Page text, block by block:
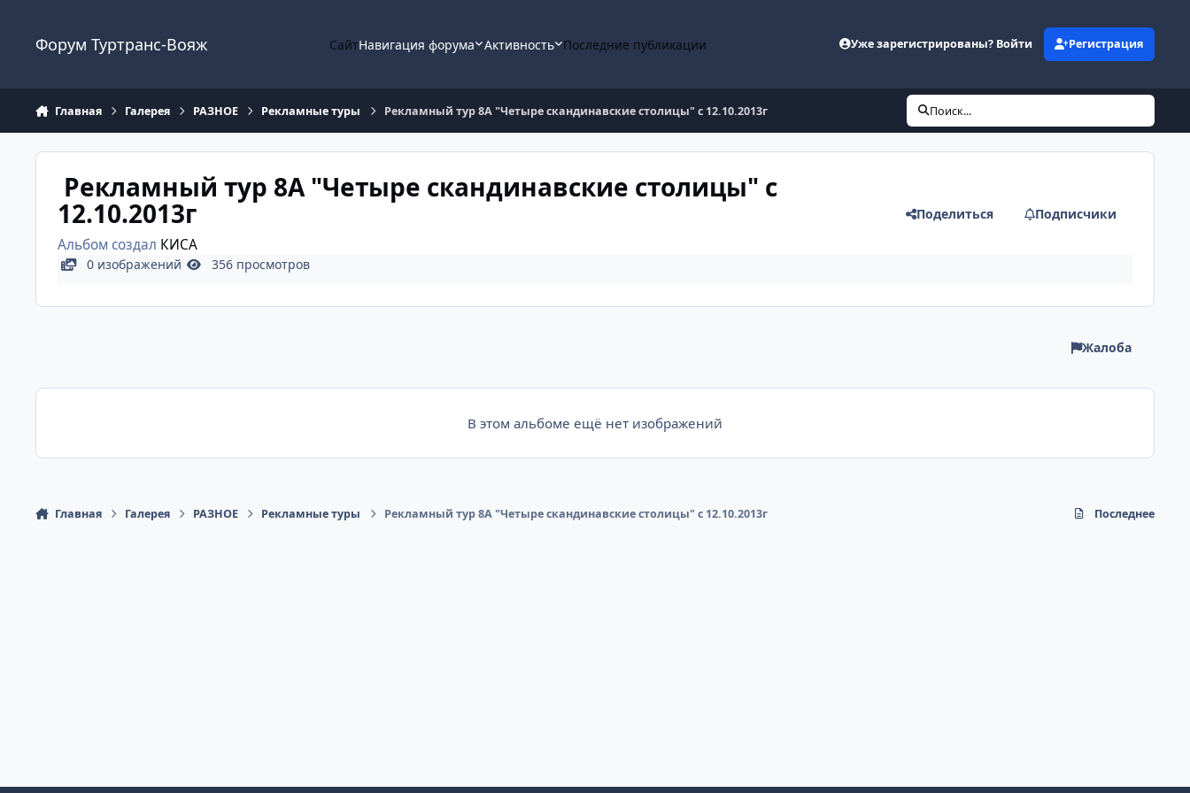
Форум Туртранс-Вояж СайтНавигация форума Активность Последние публикации Уже зарегистрированы? Войти Регистрация
Главная Галерея РАЗНОЕ Рекламные туры Рекламный тур 8А "Четыре скандинавские столицы" с 12.10.2013г Поиск...
Рекламный тур 8А "Четыре скандинавские столицы" с
12.10.2013г
Альбом создал КИСА
Поделиться Подписчики
0 изображений 356 просмотров
Жалоба
В этом альбоме ещё нет изображений
Главная Галерея РАЗНОЕ Рекламные туры Рекламный тур 8А "Четыре скандинавские столицы" с 12.10.2013г Последнее